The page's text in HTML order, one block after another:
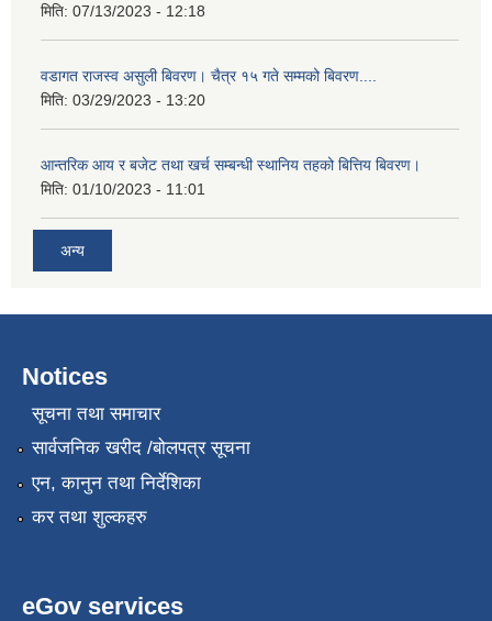
मिति: 07/13/2023 - 12:18
वडागत राजस्व असुली बिवरण। चैत्र १५ गते सम्मको बिवरण....
मिति: 03/29/2023 - 13:20
आन्तरिक आय र बजेट तथा खर्च सम्बन्धी स्थानिय तहको बित्तिय बिवरण।
मिति: 01/10/2023 - 11:01
अन्य
Notices
सूचना तथा समाचार
सार्वजनिक खरीद /बोलपत्र सूचना
एन, कानुन तथा निर्देशिका
कर तथा शुल्कहरु
eGov services